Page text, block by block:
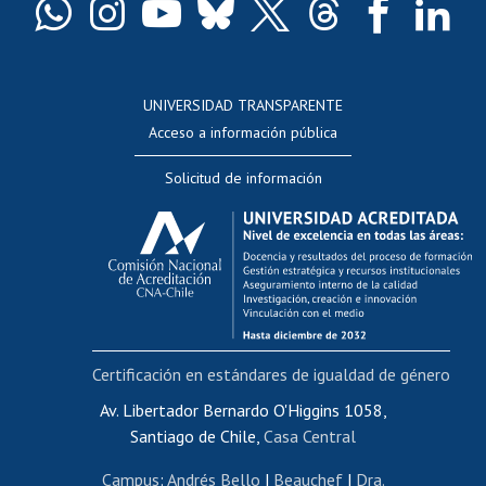
Docentes
Evaluación docente
Calificación académica
Postulación al AUCAI
Funcionarias/os
Cursos internos de capacitación
Bienestar del personal
Portal de movilidad interna
Certificado de renta
Certificado de renta honorarios
UNIVERSIDAD TRANSPARENTE
Acceso a información pública
Solicitud de información
Av. Libertador Bernardo O'Higgins 1058,
Santiago de Chile, Casa Central
Campus: Andrés Bello | Beauchef| Dra.
Certificación en estándares de igualdad de género